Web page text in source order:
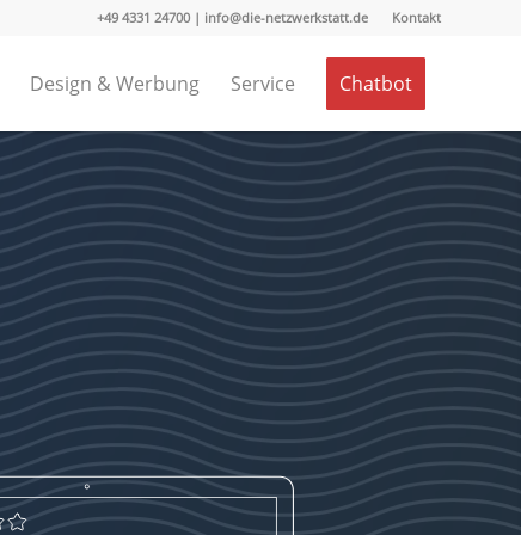
Kontakt
+49 4331 24700 | info@die-netzwerkstatt.de
Design & Werbung Service Chatbot